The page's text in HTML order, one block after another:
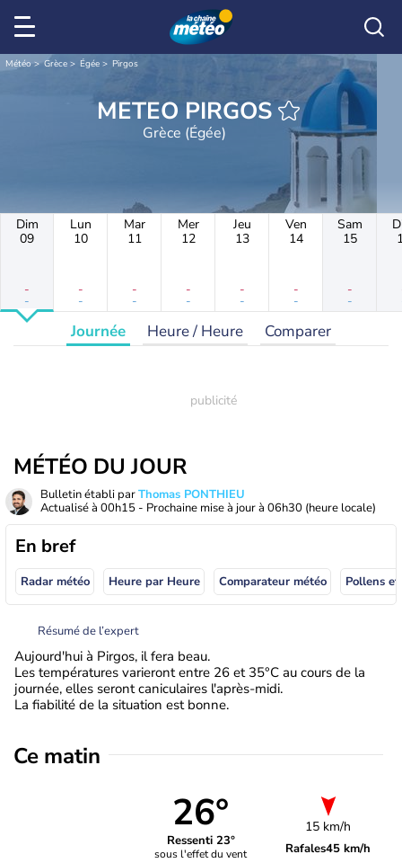
Météo Grèce Égée Pirgos
METEO PIRGOS
Grèce (Égée)
Dim
09
-
-
Lun
10
-
-
Mar
11
-
-
Mer
12
-
-
Jeu
13
-
-
Ven
14
-
-
Sam
15
-
-
Journée Heure / Heure Comparer
MÉTÉO DU JOUR
Bulletin établi parThomas PONTHIEU
Actualisé à 00h15 - Prochaine mise à jour à 06h30 (heure locale)
En bref
Radar météo Heure par Heure Comparateur météo Pollens
Résumé de l’expert
Aujourd'hui à Pirgos, il fera beau.
Les températures varieront entre 26 et 35°C au cours de la
journée, elles seront caniculaires l'après-midi.
La fiabilité de la situation est bonne.
Ce matin
26°
Ressenti 23°
sous l'effet du vent
15 km/h
Rafales45 km/h